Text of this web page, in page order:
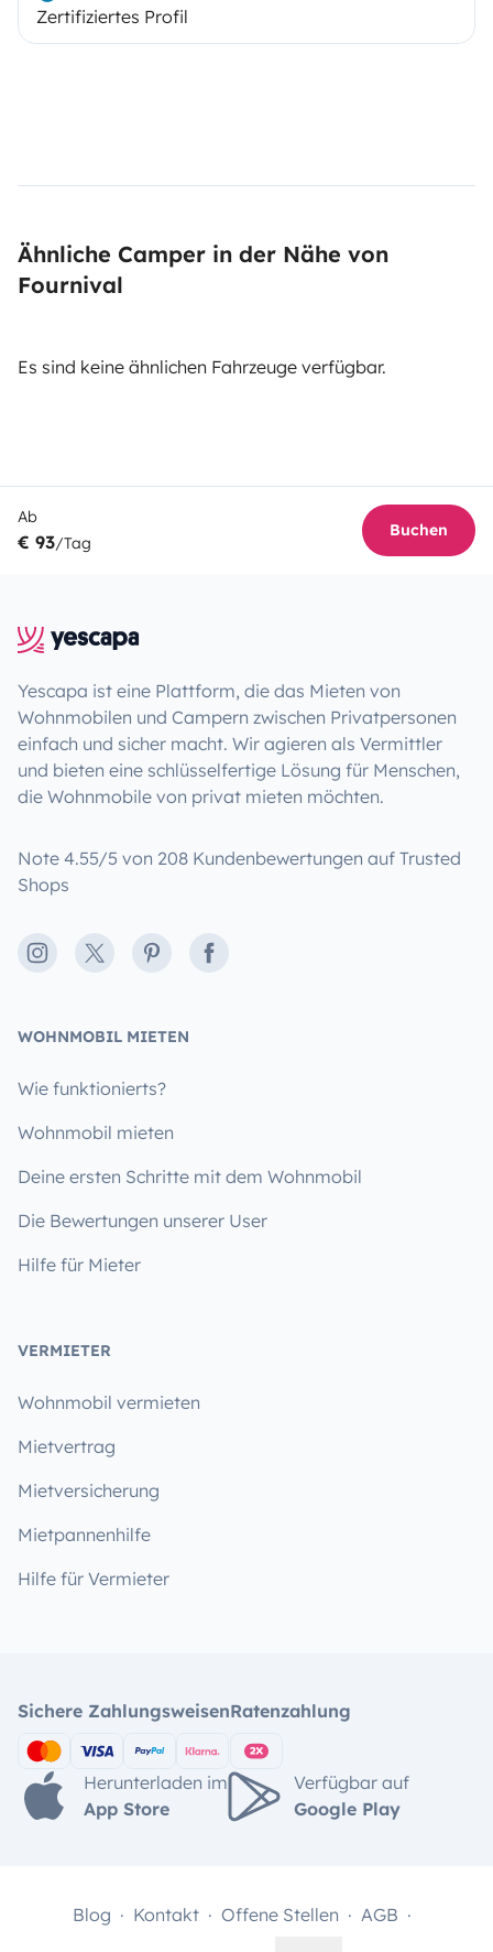
Zertifiziertes Profil
Ähnliche Camper in der Nähe von
Fournival
Es sind keine ähnlichen Fahrzeuge verfügbar.
Ab
€ 93/Tag
Buchen
Yescapa ist eine Plattform, die das Mieten von
Wohnmobilen und Campern zwischen Privatpersonen
einfach und sicher macht. Wir agieren als Vermittler
und bieten eine schlüsselfertige Lösung für Menschen,
die Wohnmobile von privat mieten möchten.
Note 4.55/5 von 208 Kundenbewertungen auf Trusted
Shops
Instagram
X PinterestFacebook
WOHNMOBIL MIETEN
Wie funktionierts?
Wohnmobil mieten
Deine ersten Schritte mit dem Wohnmobil
Die Bewertungen unserer User
Hilfe für Mieter
VERMIETER
Wohnmobil vermieten
Mietvertrag
Mietversicherung
Mietpannenhilfe
Hilfe für Vermieter
Sichere ZahlungsweisenRatenzahlung
Herunterladen im
App Store
Verfügbar auf
Google Play
Blog Kontakt Offene Stellen
AGB